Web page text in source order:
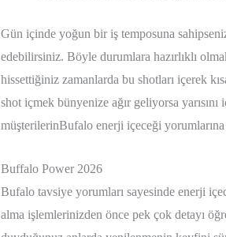
Gün içinde yoğun bir iş temposuna
edebilirsiniz. Böyle durumlara hazırlıklı
hissettiğiniz zamanlarda bu shotları içerek
shot içmek bünyenize ağır geliyorsa
müşterilerinBufalo enerji içeceği
Buffalo Power 2026
Bufalo tavsiye yorumları sayesinde enerji
alma işlemlerinizden önce pek çok detayı